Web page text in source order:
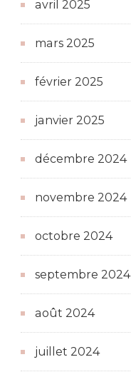
avril 2025
mars 2025
février 2025
janvier 2025
décembre 2024
novembre 2024
octobre 2024
septembre 2024
août 2024
juillet 2024